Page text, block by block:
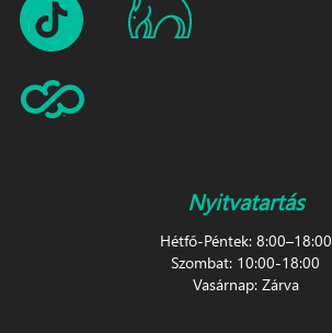
Nyitvatartás
Hétfő-Péntek: 8:00–18:00
Szombat: 10:00-18:00
Vasárnap: Zárva